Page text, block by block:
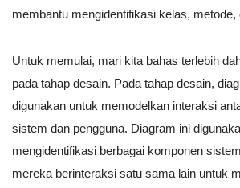
membantu mengidentifikasi kelas, metode,
Untuk memulai, mari kita bahas terlebih
pada tahap desain. Pada tahap desain,
digunakan untuk memodelkan interaksi
sistem dan pengguna. Diagram ini
mengidentifikasi berbagai komponen
mereka berinteraksi satu sama lain untuk